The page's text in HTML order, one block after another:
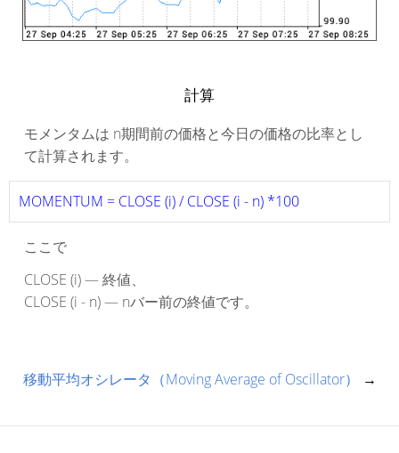
計算
モメンタムは n期間前の価格と今日の価格の比率とし
て計算されます。
MOMENTUM = CLOSE (i) / CLOSE (i - n) *100
ここで
CLOSE (i) — 終値、
CLOSE (i - n) — nバー前の終値です。
移動平均オシレータ（Moving Average of Oscillator） →